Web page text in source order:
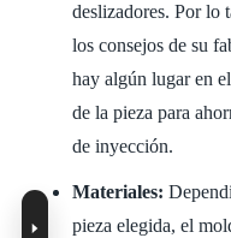
deslizadores. Por lo
los consejos de su
hay algún lugar en
de la pieza para
de inyección.
Materiales:
pieza elegida, el